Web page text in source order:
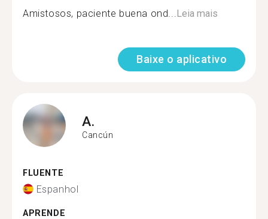
Amistosos, paciente buena ond...Leia mais
Baixe o aplicativo
A.
Cancún
FLUENTE
Espanhol
APRENDE